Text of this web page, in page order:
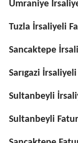
Ümraniye
Tuzla İrsaliyeli
Sancaktepe
Sarıgazi İrsaliyeli
Sultanbeyli
Sultanbeyli